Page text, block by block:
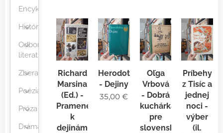
Encyklopédie
História
Odborná
literatúra
Zberateľstvo
Poézia
Próza
Dráma
Richard
Marsina
(Ed.) -
Pramene
k
dejinám
Herodotos
- Dejiny
35,00 €
Oľga
Vrbová
- Dobrá
kuchárka
pre
slovenskú
Príbehy
z Tisíc a
jednej
noci -
výber
(il.